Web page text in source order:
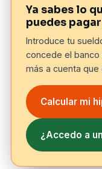
Ya sabes lo
puedes
Introduce tu
concede el
más a cuenta que
Calcular mi
¿Accedo a